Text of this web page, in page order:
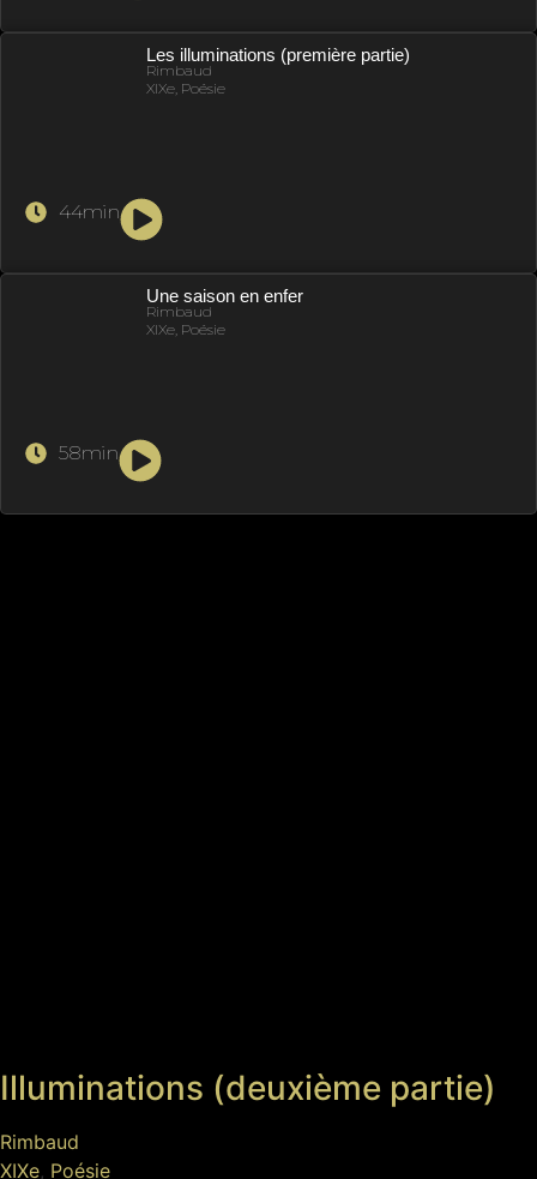
Les illuminations (première partie)
Rimbaud
XIXe, Poésie
44min
Une saison en enfer
Rimbaud
XIXe, Poésie
58min
Illuminations (deuxième partie)
Rimbaud
XIXe, Poésie